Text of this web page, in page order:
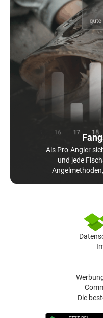
Als Pro-Angler
und jede
Die